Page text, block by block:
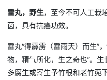
雷丸，野生，至今不可人工栽
菌，具有抗癌功效。
雷丸“得霹雳（雷雨天）而生”
物，精气所化，生之奇也”。
多腐生或寄生予竹根和老竹蔸